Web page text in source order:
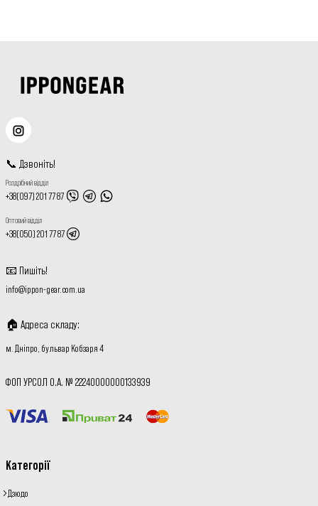
📞 Дзвоніть!
Роздрібний відділ
+38(097) 201 77 87
Оптовий відділ
+38(050) 201 77 87
📧 Пишіть!
info@ippon-gear.com.ua
🏠 Адреса складу:
м. Дніпро, бульвар Кобзаря 4
ФОП УРСОЛ О.А. № 22240000000133939
Категорії
Дзюдо